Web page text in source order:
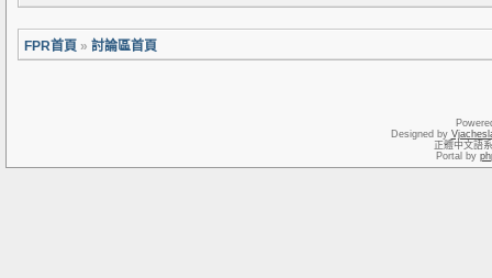
FPR首頁 » 討論區首頁
Designed by
正體中文語
Portal by